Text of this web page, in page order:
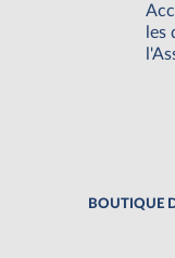
les
BOUTIQUE